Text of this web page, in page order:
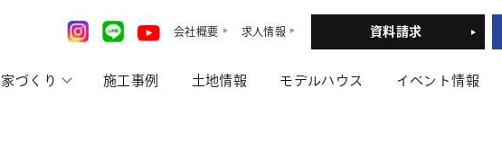
会社概要 求人情報 資料請求
づくり 施工事例 土地情報 モデルハウス イベント情報